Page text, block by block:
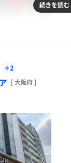
続きを読む
＋2
[ 大阪府 ]